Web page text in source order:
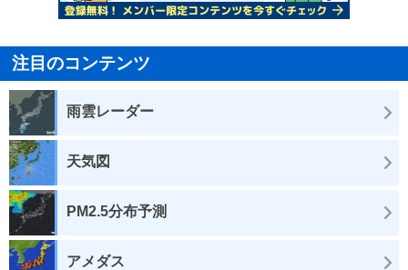
注目のコンテンツ
雨雲レーダー
天気図
PM2.5分布予測
アメダス